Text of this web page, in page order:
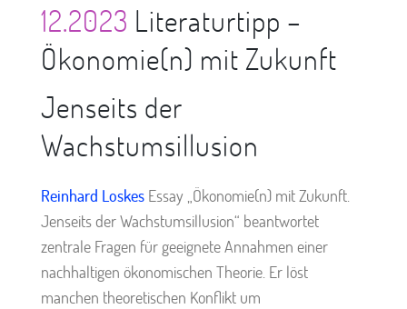
12.2023 Literaturtipp –
Ökonomie(n) mit Zukunft
Jenseits der
Wachstumsillusion
Reinhard Loskes Essay „Ökonomie(n) mit Zukunft.
Jenseits der Wachstumsillusion“ beantwortet
zentrale Fragen für geeignete Annahmen einer
nachhaltigen ökonomischen Theorie. Er löst
manchen theoretischen Konflikt um